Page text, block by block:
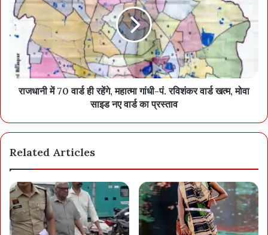
अशोभनीय आचरण पर सिपाही रामचरण को सस्पेंड कर अटैच किया गया।
राजधानी में 70 वार्ड ही रहेंगे, महात्मा गांधी-पं. रविशंकर वार्ड खत्म, मोवा
साइड नए वार्ड का प्रस्ताव
Related Articles